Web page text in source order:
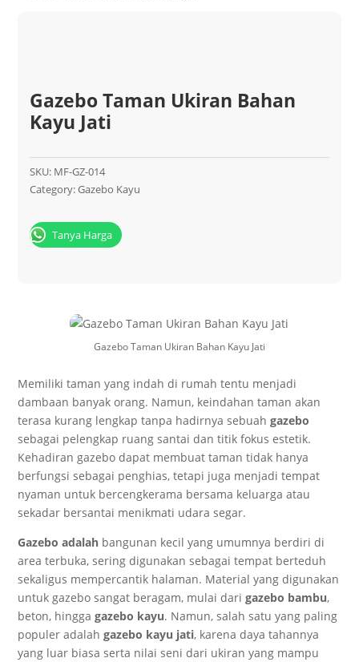
Gazebo Taman Ukiran Bahan
Kayu Jati
SKU: MF-GZ-014
Category:Gazebo Kayu
Tanya Harga
Gazebo Taman Ukiran Bahan Kayu Jati
Memiliki taman yang indah di rumah tentu menjadi
dambaan banyak orang. Namun, keindahan taman akan
terasa kurang lengkap tanpa hadirnya sebuahgazebo
sebagai pelengkap ruang santai dan titik fokus estetik.
Kehadiran gazebo dapat membuat taman tidak hanya
berfungsi sebagai penghias, tetapi juga menjadi tempat
nyaman untuk bercengkerama bersama keluarga atau
sekadar bersantai menikmati udara segar.
Gazebo adalah bangunan kecil yang umumnya berdiri di
area terbuka, sering digunakan sebagai tempat berteduh
sekaligus mempercantik halaman. Material yang digunakan
untuk gazebo sangat beragam, mulai darigazebo bambu,
beton, hinggagazebo kayu. Namun, salah satu yang paling
populer adalahgazebo kayu jati, karena daya tahannya
yang luar biasa serta nilai seni dari ukiran yang mampu